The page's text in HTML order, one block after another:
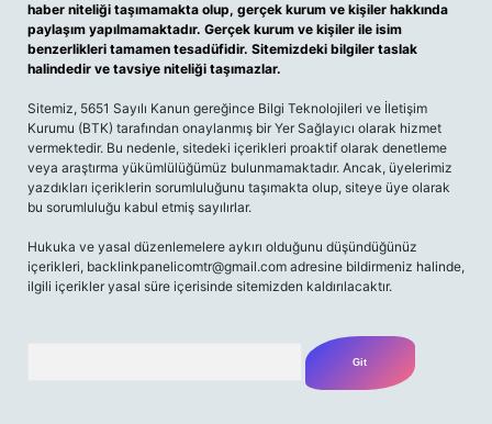
haber niteliği taşımamakta olup, gerçek kurum ve kişiler hakkında
paylaşım yapılmamaktadır. Gerçek kurum ve kişiler ile isim
benzerlikleri tamamen tesadüfidir. Sitemizdeki bilgiler taslak
halindedir ve tavsiye niteliği taşımazlar.
Sitemiz, 5651 Sayılı Kanun gereğince Bilgi Teknolojileri ve İletişim
Kurumu (BTK) tarafından onaylanmış bir Yer Sağlayıcı olarak hizmet
vermektedir. Bu nedenle, sitedeki içerikleri proaktif olarak denetleme
veya araştırma yükümlülüğümüz bulunmamaktadır. Ancak, üyelerimiz
yazdıkları içeriklerin sorumluluğunu taşımakta olup, siteye üye olarak
bu sorumluluğu kabul etmiş sayılırlar.
Hukuka ve yasal düzenlemelere aykırı olduğunu düşündüğünüz
içerikleri, backlinkpanelicomtr@gmail.com adresine bildirmeniz halinde,
ilgili içerikler yasal süre içerisinde sitemizden kaldırılacaktır.